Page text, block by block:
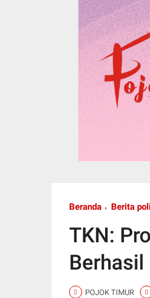
Beranda Berita
TKN:
POJOK TIMUR